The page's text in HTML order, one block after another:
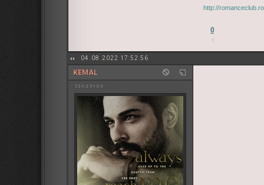
http://
0
04.08.2022 17:52:56
KEMAL
заказчик